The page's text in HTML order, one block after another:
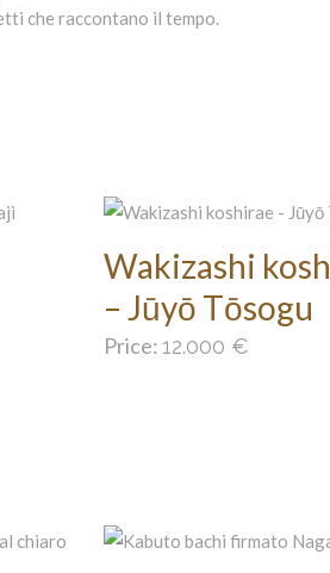
che raccontano il tempo.
Wakizashi
– Jūyō Tōsogu
Price:12.000 €